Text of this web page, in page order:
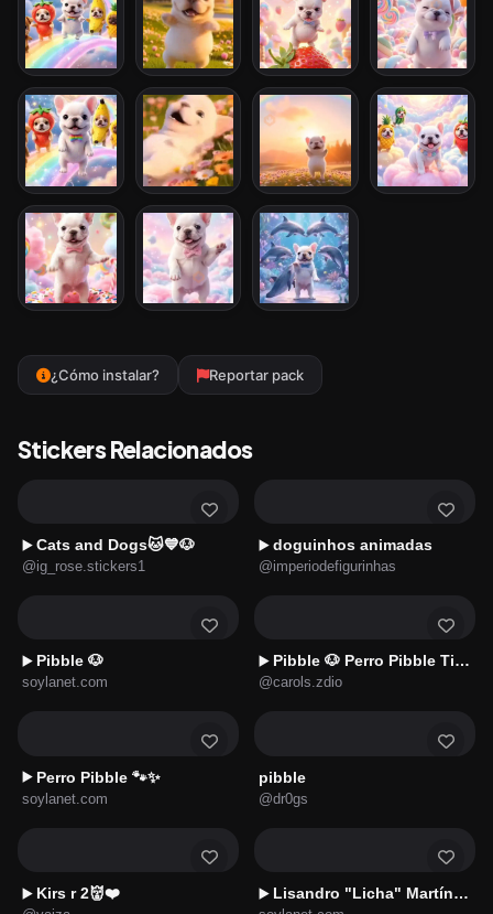
¿Cómo instalar? Reportar pack
Stickers Relacionados
▶️ Cats and Dogs🐱💙🐶
@ig_rose.stickers1
▶️ doguinhos animadas
@imperiodefigurinhas
▶️ Pibble 🐶
soylanet.com
▶️ Pibble 🐶 Perro Pibble TikTok 🎶
@carols.zdio
▶️ Perro Pibble 🐾✨
soylanet.com
pibble
@dr0gs
▶️ Kirs r 2👹❤️ ▶️ Lisandro "Licha" Martínez 🇦🇷⚽️✨